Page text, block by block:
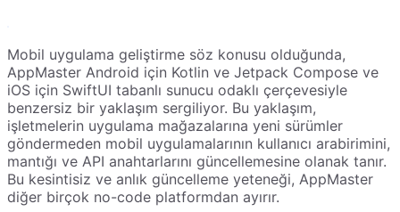
Mobil uygulama geliştirme söz konusu olduğunda,
AppMaster Android için Kotlin ve Jetpack Compose ve
iOS için SwiftUI tabanlı sunucu odaklı çerçevesiyle
benzersiz bir yaklaşım sergiliyor. Bu yaklaşım,
işletmelerin uygulama mağazalarına yeni sürümler
göndermeden mobil uygulamalarının kullanıcı arabirimini,
mantığı ve API anahtarlarını güncellemesine olanak tanır.
Bu kesintisiz ve anlık güncelleme yeteneği, AppMaster
diğer birçok no-code platformdan ayırır.